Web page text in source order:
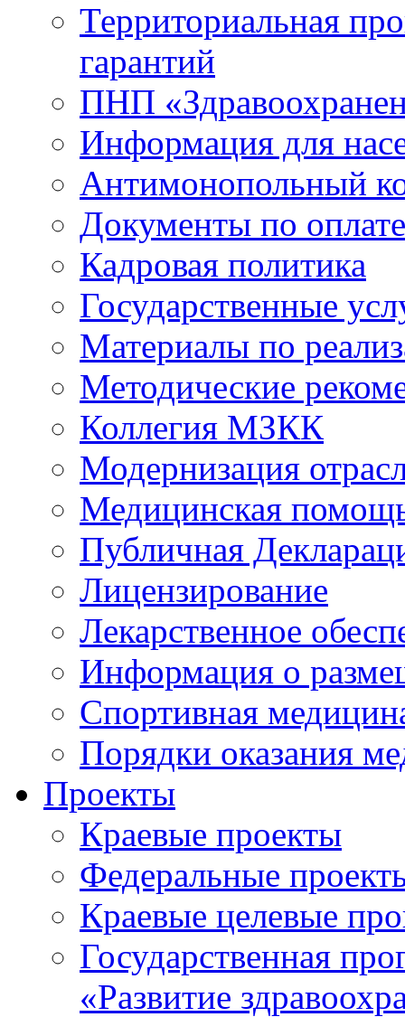
Территориальная
гарантий
ПНП
Информация для
Антимонопольный
Документы по
Кадровая политика
Государственные
Материалы по
Методические
Коллегия МЗКК
Модернизация
Медицинская
Публичная
Лицензирование
Лекарственное
Информация о
Спортивная
Порядки оказания
Проекты
Краевые проекты
Федеральные
Краевые целевые
Государственная
«Развитие